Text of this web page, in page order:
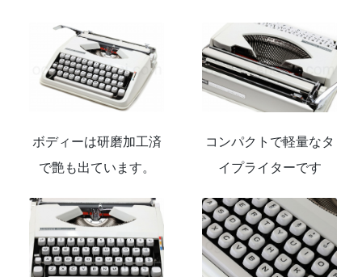
ボディーは研磨加工済
で艶も出ています。
コンパクトで軽量なタ
イプライターです